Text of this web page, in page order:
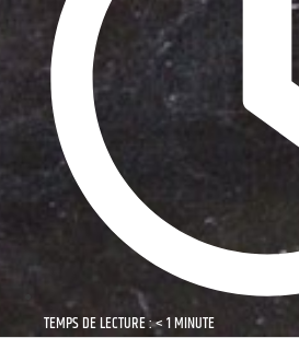
TEMPS DE LECTURE : < 1 MINUTE